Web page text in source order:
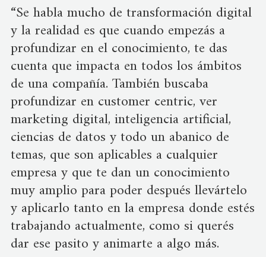
“Se habla mucho de transformación digital
y la realidad es que cuando empezás a
profundizar en el conocimiento, te das
cuenta que impacta en todos los ámbitos
de una compañía. También buscaba
profundizar en customer centric, ver
marketing digital, inteligencia artificial,
ciencias de datos y todo un abanico de
temas, que son aplicables a cualquier
empresa y que te dan un conocimiento
muy amplio para poder después llevártelo
y aplicarlo tanto en la empresa donde estés
trabajando actualmente, como si querés
dar ese pasito y animarte a algo más.